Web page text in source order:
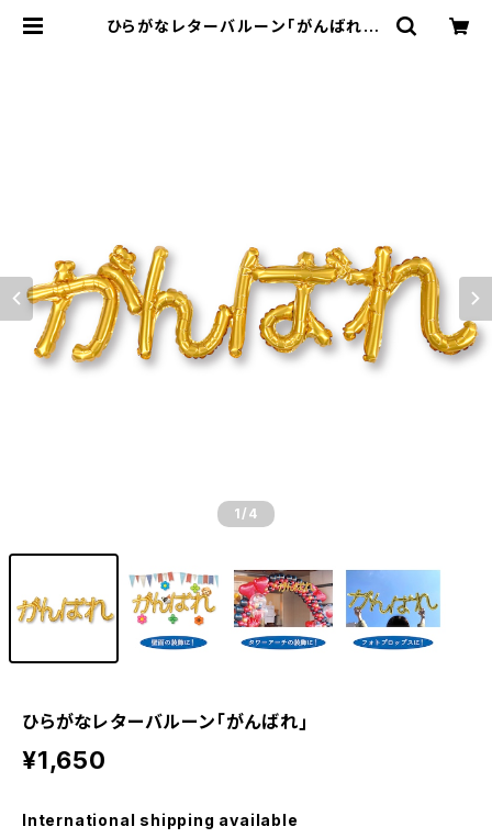
ひらがなレターバルーン｢がんばれ｣ |
1 /4
ひらがなレターバルーン｢がんばれ｣
¥1,650
International shipping available